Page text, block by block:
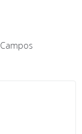
Campos